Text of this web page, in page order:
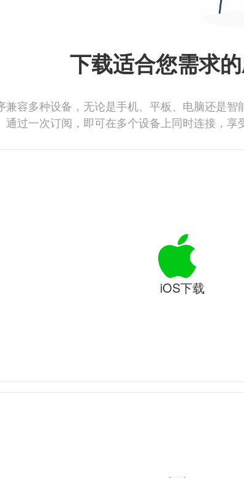
下载适合您需求
兼容多种设备，无论是手机、平板、电脑还是智
通过一次订阅，即可在多个设备上同时连接，享
iOS下载